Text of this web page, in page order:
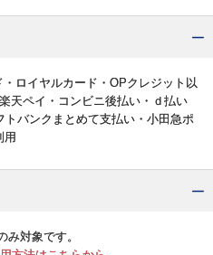
ロイヤルカード・OPクレジット以
天ペイ・コンビニ後払い・ｄ払い
トバンクまとめて支払い・小田急ポ
用
み対象です。